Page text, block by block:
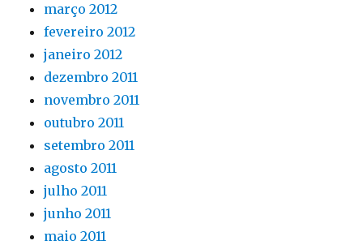
março 2012
fevereiro 2012
janeiro 2012
dezembro 2011
novembro 2011
outubro 2011
setembro 2011
agosto 2011
julho 2011
junho 2011
maio 2011